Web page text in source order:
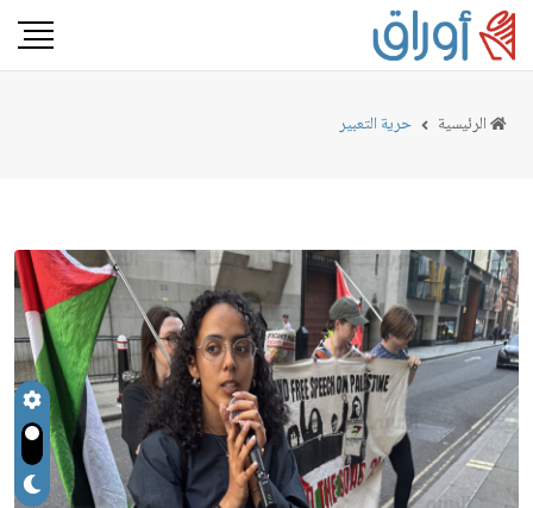
الرئيسية حرية التعبير